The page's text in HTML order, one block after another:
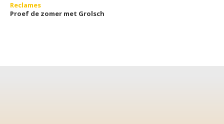
Reclames
Proef de zomer met Grolsch